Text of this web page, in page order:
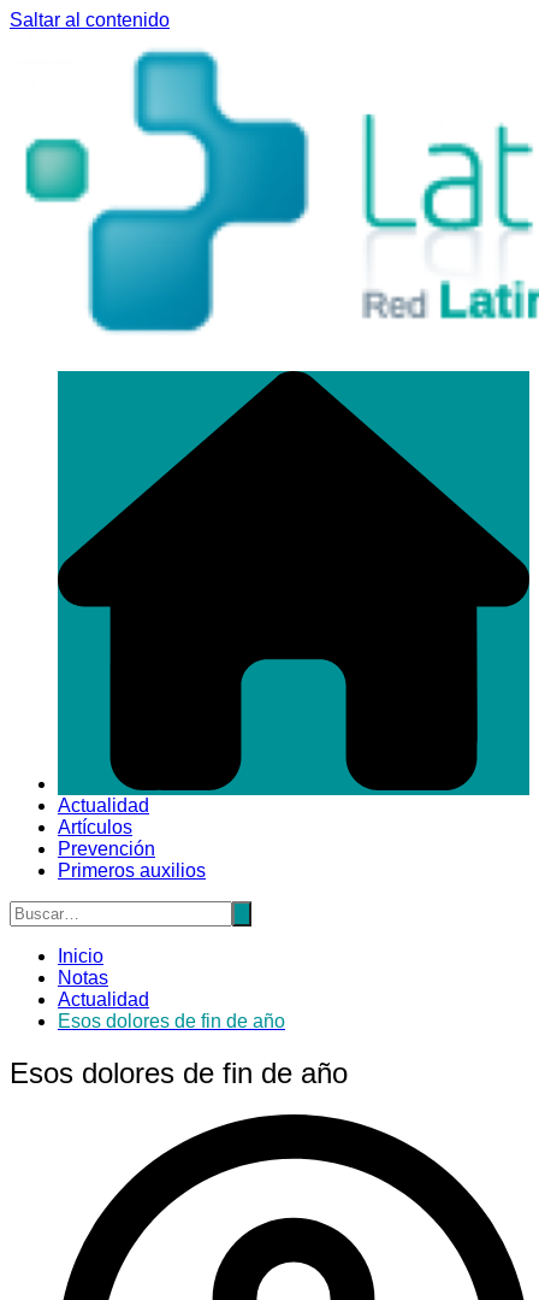
Saltar al contenido
Actualidad
Artículos
Prevención
Primeros auxilios
Inicio
Notas
Actualidad
Esos dolores de fin de año
Esos dolores de fin de año